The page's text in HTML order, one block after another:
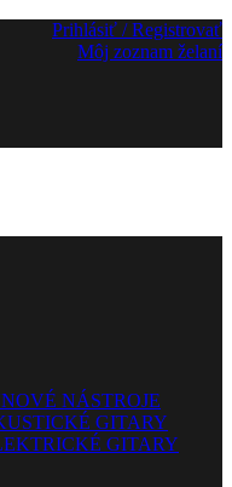
Prihlásiť / Registrovať
Môj zoznam želaní
NÁSTROJE
GITARY
GITARY